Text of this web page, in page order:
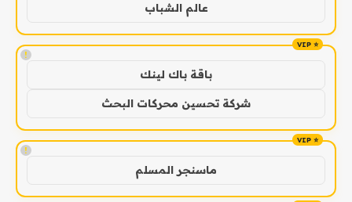
عالم الشباب
!
باقة باك لينك
شركة تحسين محركات البحث
!
ماسنجر المسلم